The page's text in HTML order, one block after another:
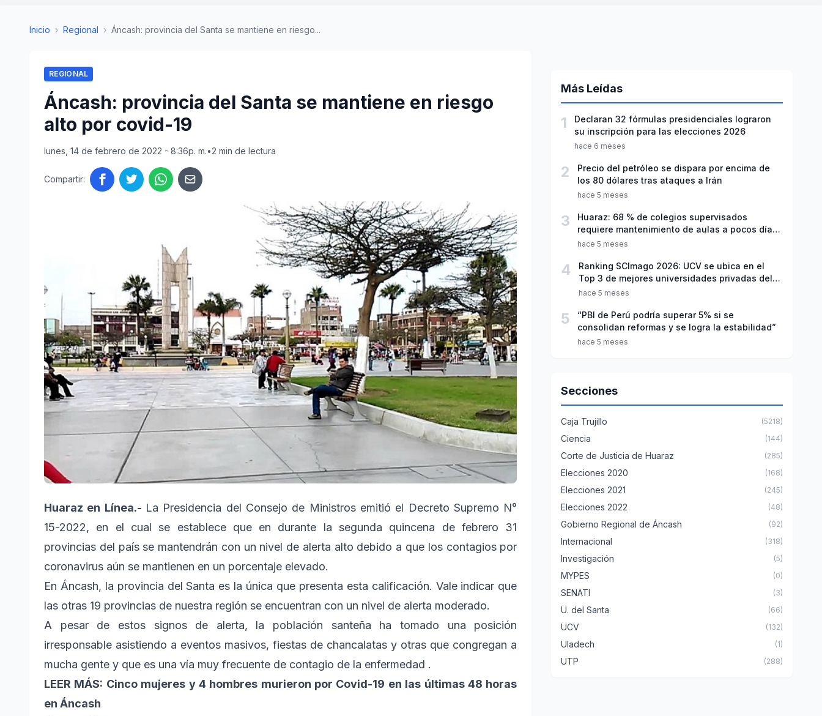
Inicio › Regional › Áncash: provincia del Santa se mantiene en riesgo...
REGIONAL
Áncash: provincia del Santa se mantiene en riesgo
alto por covid-19
lunes, 14 de febrero de 2022 - 8:36p. m.•2 min de lectura
Compartir:
Huaraz en Línea.- La Presidencia del Consejo de Ministros emitió el Decreto Supremo N°
15-2022, en el cual se establece que en durante la segunda quincena de febrero 31
provincias del país se mantendrán con un nivel de alerta alto debido a que los contagios por
coronavirus aún se mantienen en un porcentaje elevado.
En Áncash, la provincia del Santa es la única que presenta esta calificación. Vale indicar que
las otras 19 provincias de nuestra región se encuentran con un nivel de alerta moderado.
A pesar de estos signos de alerta, la población santeña ha tomado una posición
irresponsable asistiendo a eventos masivos, fiestas de chancalatas y otras que congregan a
mucha gente y que es una vía muy frecuente de contagio de la enfermedad .
LEER MÁS: Cinco mujeres y 4 hombres murieron por Covid-19 en las últimas 48 horas
en Áncash
Más Leídas
1
Declaran 32 fórmulas presidenciales lograron
su inscripción para las elecciones 2026
hace 6 meses
2
Precio del petróleo se dispara por encima de
los 80 dólares tras ataques a Irán
hace 5 meses
3
Huaraz: 68 % de colegios supervisados
requiere mantenimiento de aulas a pocos días
de inicio del año escolar 2026
hace 5 meses
4
Ranking SCImago 2026: UCV se ubica en el
Top 3 de mejores universidades privadas del
Perú
hace 5 meses
5
“PBI de Perú podría superar 5% si se
consolidan reformas y se logra la estabilidad”
hace 5 meses
Secciones
Caja Trujillo (5218)
Ciencia (144)
Corte de Justicia de Huaraz (285)
Elecciones 2020 (168)
Elecciones 2021 (245)
Elecciones 2022 (48)
Gobierno Regional de Áncash (92)
Internacional (318)
Investigación (5)
MYPES (0)
SENATI (3)
U. del Santa (66)
UCV (132)
Uladech (1)
UTP (288)